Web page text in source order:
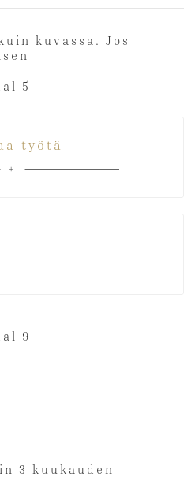
kuvassa. Jos
työtä
3 kuukauden